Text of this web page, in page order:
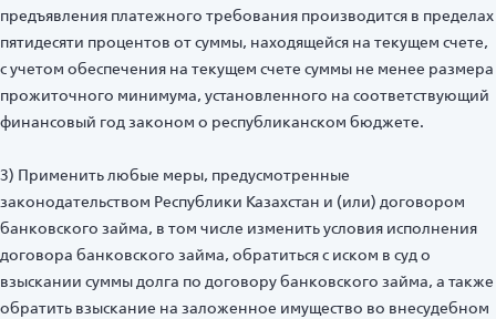
предъявления платежного требования производится в пределах
пятидесяти процентов от суммы, находящейся на текущем счете,
с учетом обеспечения на текущем счете суммы не менее размера
прожиточного минимума, установленного на соответствующий
финансовый год законом о республиканском бюджете.
3) Применить любые меры, предусмотренные
законодательством Республики Казахстан и (или) договором
банковского займа, в том числе изменить условия исполнения
договора банковского займа, обратиться с иском в суд о
взыскании суммы долга по договору банковского займа, а также
обратить взыскание на заложенное имущество во внесудебном